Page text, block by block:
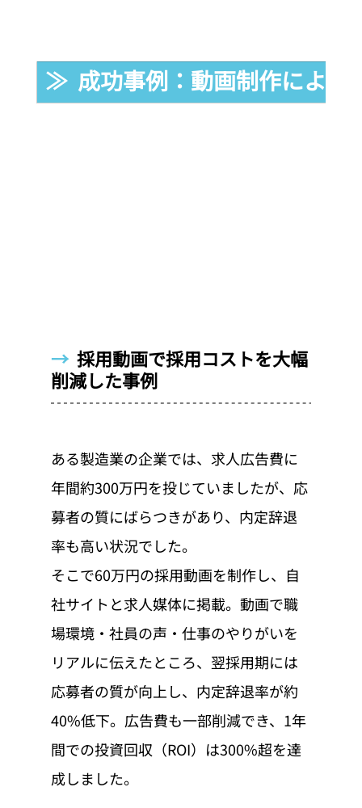
≫  成功事例：動画制作による
→ 採用動画で採用コストを大幅
削減した事例
ある製造業の企業では、求人広告費に
年間約300万円を投じていましたが、応
募者の質にばらつきがあり、内定辞退
率も高い状況でした。
そこで60万円の採用動画を制作し、自
社サイトと求人媒体に掲載。動画で職
場環境・社員の声・仕事のやりがいを
リアルに伝えたところ、翌採用期には
応募者の質が向上し、内定辞退率が約
40%低下。広告費も一部削減でき、1年
間での投資回収（ROI）は300%超を達
成しました。